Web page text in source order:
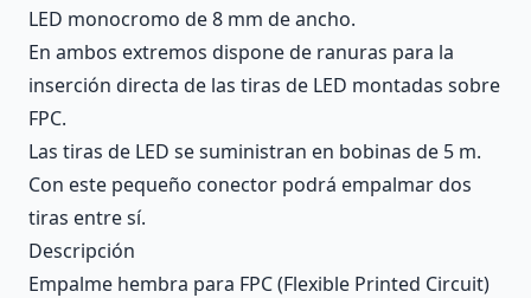
LED monocromo de 8 mm de ancho.
En ambos extremos dispone de ranuras para la
inserción directa de las tiras de LED montadas sobre
FPC.
Las tiras de LED se suministran en bobinas de 5 m.
Con este pequeño conector podrá empalmar dos
tiras entre sí.
Descripción
Empalme hembra para FPC (Flexible Printed Circuit)